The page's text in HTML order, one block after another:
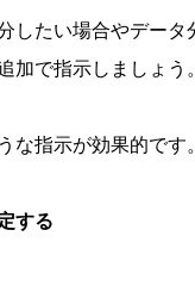
したい場合やデータ
加で指示しましょう。
な指示が効果的です。
する